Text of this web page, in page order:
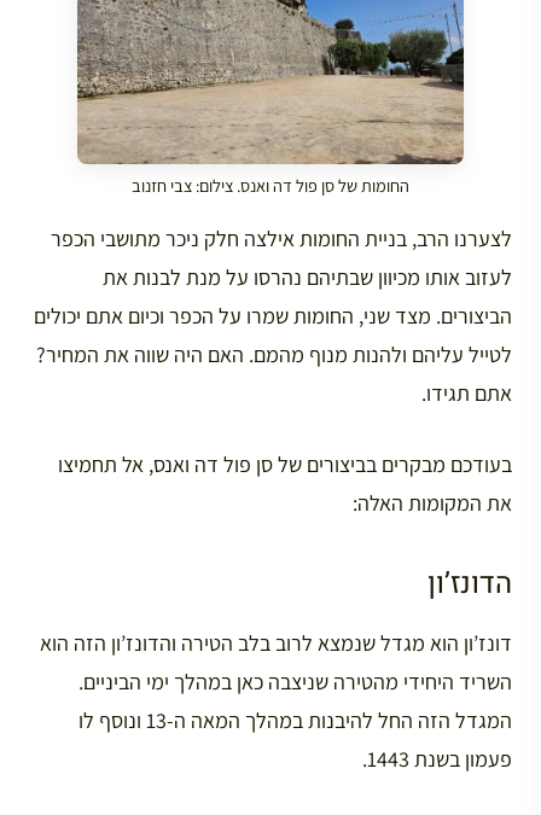
החומות של סן פול דה ואנס. צילום: צבי חזנוב
לצערנו הרב, בניית החומות אילצה חלק ניכר מתושבי הכפר
לעזוב אותו מכיוון שבתיהם נהרסו על מנת לבנות את
הביצורים. מצד שני, החומות שמרו על הכפר וכיום אתם יכולים
לטייל עליהם ולהנות מנוף מהמם. האם היה שווה את המחיר?
אתם תגידו.
בעודכם מבקרים בביצורים של סן פול דה ואנס, אל תחמיצו
את המקומות האלה:
הדונז’ון
דונז’ון הוא מגדל שנמצא לרוב בלב הטירה והדונז’ון הזה הוא
השריד היחידי מהטירה שניצבה כאן במהלך ימי הביניים.
המגדל הזה החל להיבנות במהלך המאה ה-13 ונוסף לו
פעמון בשנת 1443.